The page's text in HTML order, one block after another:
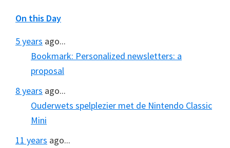
On this Day
5 years ago...
Bookmark: Personalized newsletters: a
proposal
8 years ago...
Ouderwets spelplezier met de Nintendo Classic
Mini
11 years ago...